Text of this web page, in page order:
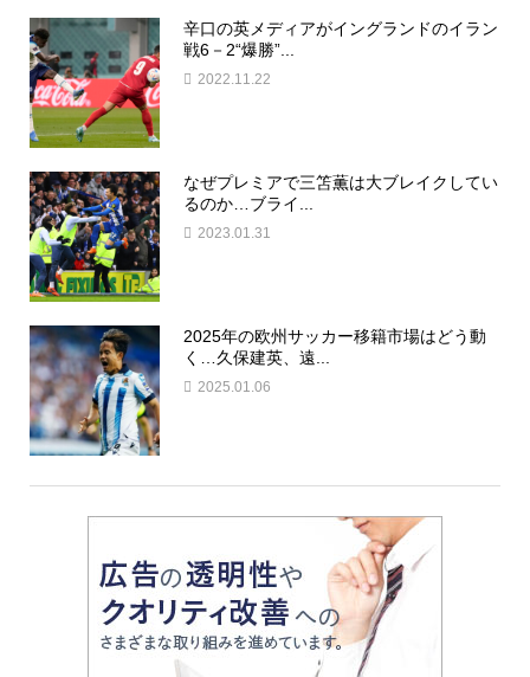
辛口の英メディアがイングランドのイラン
戦6－2“爆勝”...
2022.11.22
なぜプレミアで三笘薫は大ブレイクしてい
るのか…ブライ...
2023.01.31
2025年の欧州サッカー移籍市場はどう動
く…久保建英、遠...
2025.01.06